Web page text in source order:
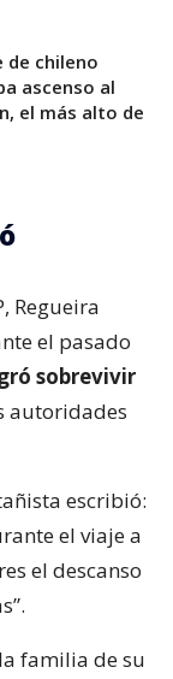
de chileno
ascenso al
el más alto de
Regueira
el pasado
sobrevivir
autoridades
escribió:
el viaje a
el descanso
familia de su